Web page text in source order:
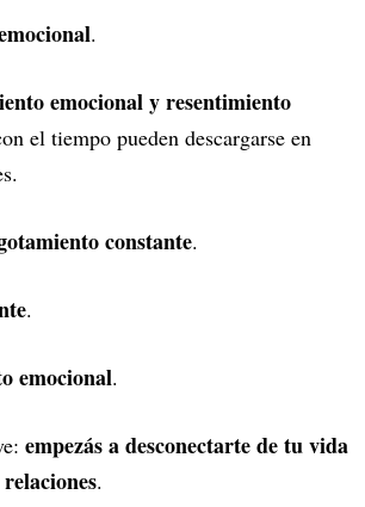
.
emocional y resentimiento
el tiempo pueden descargarse en
constante.
.
emocional.
empezás a desconectarte de tu vida
.